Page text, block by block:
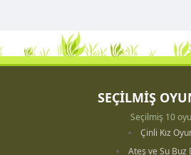
SEÇİLMİŞ
Seçilmiş 10
Çinli Kız
Ateş ve Su Buz